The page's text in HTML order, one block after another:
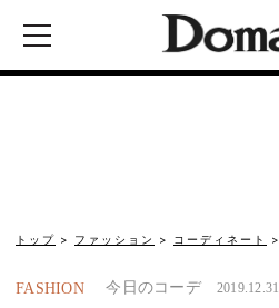
トップ ファッション コーディネート
FASHION 今日のコーデ 2019.12.31